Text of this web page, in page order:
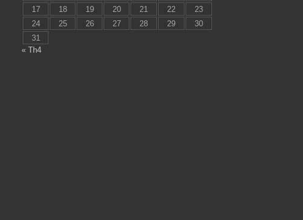
17
18 19 20 21 22
23
24
25 26 27 28 29
30
31
« Th4